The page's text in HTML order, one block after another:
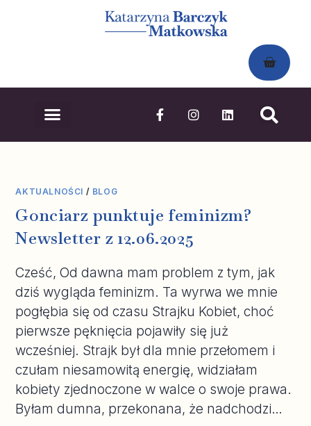
AKTUALNOŚCI / BLOG
Gonciarz punktuje feminizm?
Newsletter z 12.06.2025
Cześć, Od dawna mam problem z tym, jak
dziś wygląda feminizm. Ta wyrwa we mnie
pogłębia się od czasu Strajku Kobiet, choć
pierwsze pęknięcia pojawiły się już
wcześniej. Strajk był dla mnie przełomem i
czułam niesamowitą energię, widziałam
kobiety zjednoczone w walce o swoje prawa.
Byłam dumna, przekonana, że nadchodzi…